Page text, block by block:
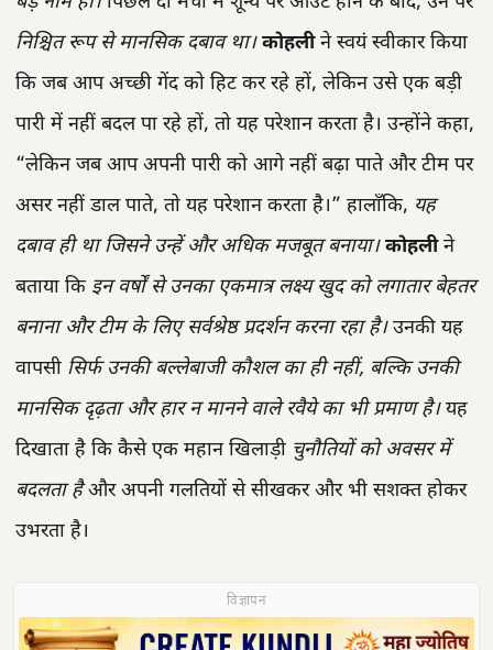
निश्चित रूप से मानसिक दबाव था। कोहलीने स्वयं स्वीकार किया
कि जब आप अच्छी गेंद को हिट कर रहे हों, लेकिन उसे एक बड़ी
पारी में नहीं बदल पा रहे हों, तो यह परेशान करता है। उन्होंने कहा,
“लेकिन जब आप अपनी पारी को आगे नहीं बढ़ा पाते और टीम पर
असर नहीं डाल पाते, तो यह परेशान करता है।” हालाँकि, यह
दबाव ही था जिसने उन्हें और अधिक मजबूत बनाया। कोहलीने
बताया कि इन वर्षों से उनका एकमात्र लक्ष्य खुद को लगातार बेहतर
बनाना और टीम के लिए सर्वश्रेष्ठ प्रदर्शन करना रहा है।उनकी यह
वापसी सिर्फ उनकी बल्लेबाजी कौशल का ही नहीं, बल्कि उनकी
मानसिक दृढ़ता और हार न मानने वाले रवैये का भी प्रमाण है।यह
दिखाता है कि कैसे एक महान खिलाड़ी चुनौतियों को अवसर में
बदलता हैऔर अपनी गलतियों से सीखकर और भी सशक्त होकर
उभरता है।
विज्ञापन